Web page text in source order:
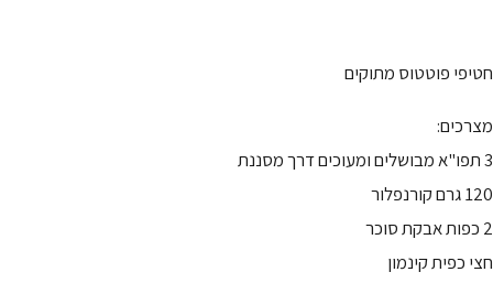
חטיפי פוטטוס מתוקים
מצרכים:
3 תפו"א מבושלים ומעוכים דרך מסננת
120 גרם קורנפלור
2 כפות אבקת סוכר
חצי כפית קינמון